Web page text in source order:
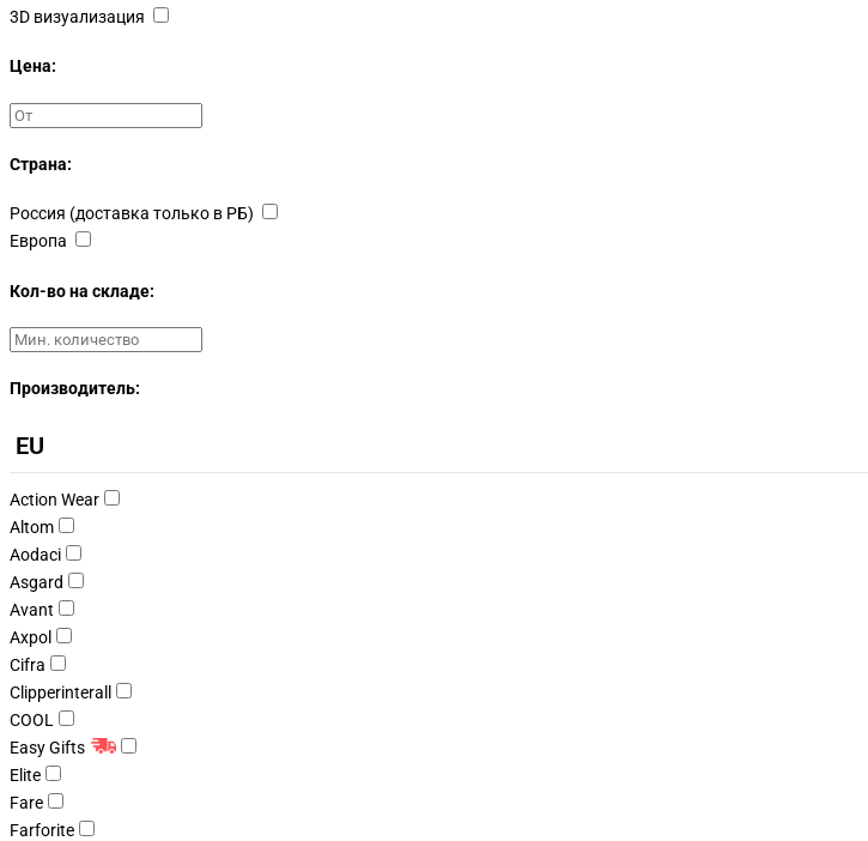
3D визуализация
Цена:
Страна:
Россия (доставка только в РБ)
Европа
Кол-во на складе:
Производитель:
EU
Action Wear
Altom
Aodaci
Asgard
Avant
Axpol
Cifra
Clipperinterall
COOL
Easy Gifts
Elite
Fare
Farforite